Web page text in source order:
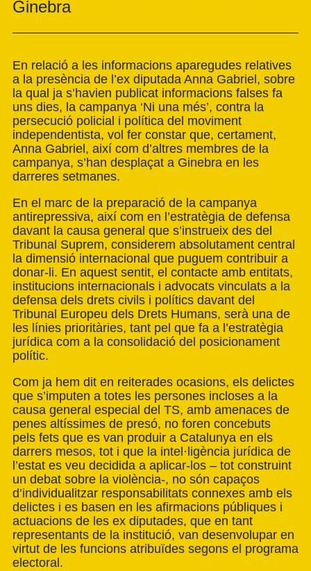
Ginebra
En relació a les informacions aparegudes relatives
a la presència de l’ex diputada Anna Gabriel, sobre
la qual ja s’havien publicat informacions falses fa
uns dies, la campanya ‘Ni una més’, contra la
persecució policial i política del moviment
independentista, vol fer constar que, certament,
Anna Gabriel, així com d’altres membres de la
campanya, s’han desplaçat a Ginebra en les
darreres setmanes.
En el marc de la preparació de la campanya
antirepressiva, així com en l’estratègia de defensa
davant la causa general que s’instrueix des del
Tribunal Suprem, considerem absolutament central
la dimensió internacional que puguem contribuir a
donar-li. En aquest sentit, el contacte amb entitats,
institucions internacionals i advocats vinculats a la
defensa dels drets civils i polítics davant del
Tribunal Europeu dels Drets Humans, serà una de
les línies prioritàries, tant pel que fa a l’estratègia
jurídica com a la consolidació del posicionament
polític.
Com ja hem dit en reiterades ocasions, els delictes
que s’imputen a totes les persones incloses a la
causa general especial del TS, amb amenaces de
penes altíssimes de presó, no foren concebuts
pels fets que es van produir a Catalunya en els
darrers mesos, tot i que la intel·ligència jurídica de
l’estat es veu decidida a aplicar-los – tot construint
un debat sobre la violència-, no són capaços
d’individualitzar responsabilitats connexes amb els
delictes i es basen en les afirmacions públiques i
actuacions de les ex diputades, que en tant
representants de la institució, van desenvolupar en
virtut de les funcions atribuïdes segons el programa
electoral.